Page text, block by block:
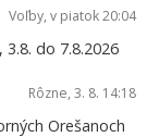
Voľby, v piatok 20:04
do 7.8.2026
Rôzne, 3. 8. 14:18
Orešanoch